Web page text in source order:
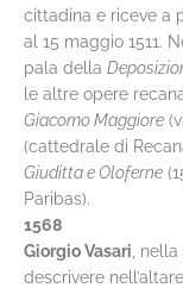
cittadina e riceve a
al 15 maggio 1511.
pala della
le altre opere
Giacomo Maggiore
(cattedrale di
Giuditta e Oloferne
Paribas).
1568
Giorgio Vasari ,
descrivere